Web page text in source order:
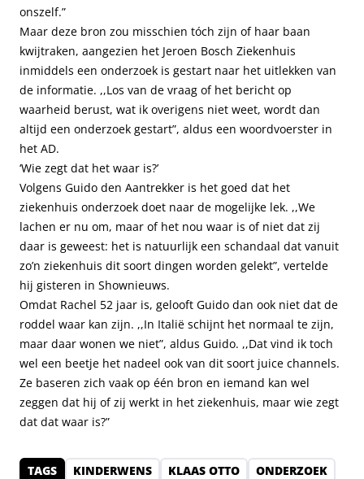
onszelf.”
Maar deze bron zou misschien tóch zijn of haar baan
kwijtraken, aangezien het Jeroen Bosch Ziekenhuis
inmiddels een onderzoek is gestart naar het uitlekken van
de informatie. ,,Los van de vraag of het bericht op
waarheid berust, wat ik overigens niet weet, wordt dan
altijd een onderzoek gestart”, aldus een woordvoerster in
het AD.
‘Wie zegt dat het waar is?’
Volgens Guido den Aantrekker is het goed dat het
ziekenhuis onderzoek doet naar de mogelijke lek. ,,We
lachen er nu om, maar of het nou waar is of niet dat zij
daar is geweest: het is natuurlijk een schandaal dat vanuit
zo’n ziekenhuis dit soort dingen worden gelekt”, vertelde
hij gisteren in Shownieuws.
Omdat Rachel 52 jaar is, gelooft Guido dan ook niet dat de
roddel waar kan zijn. ,,In Italië schijnt het normaal te zijn,
maar daar wonen we niet”, aldus Guido. ,,Dat vind ik toch
wel een beetje het nadeel ook van dit soort juice channels.
Ze baseren zich vaak op één bron en iemand kan wel
zeggen dat hij of zij werkt in het ziekenhuis, maar wie zegt
dat dat waar is?”
TAGS KINDERWENS KLAAS OTTO
ONDERZOEK